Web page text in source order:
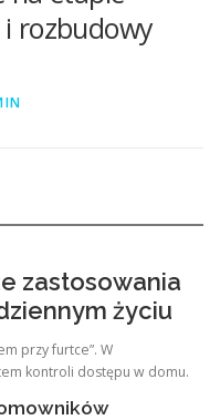
i rozbudowy
zastosowania
życiu
przy furtce”. W
kontroli dostępu w domu.